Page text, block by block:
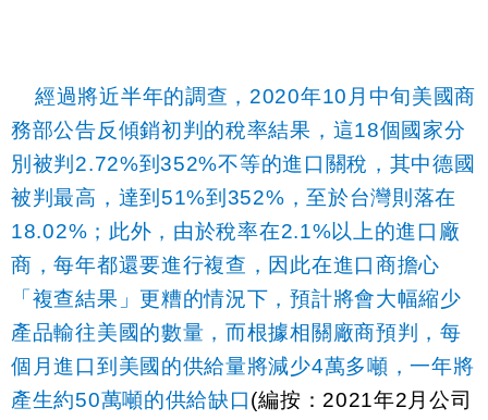
經過將近半年的調查， 2020年10 月中旬美國商
務部公告反傾銷初判的稅率結果，這18個國家分
別被判 2.72%到352%不等的進口關稅，其中德國
被判最高，達到 51%到 352% ，至於台灣則落在
18.02% ；此外，由於稅率在2.1%以上的進口廠
商，每年都還要進行複查，因此在進口商擔心
「複查結果」更糟的情況下，預計將會大幅縮少
產品輸往美國的數量，而根據相關廠商預判，每
個月進口到美國的供給量將減少4萬多噸，一年將
產生約50萬噸的供給缺口(編按： 2021年2 月公司